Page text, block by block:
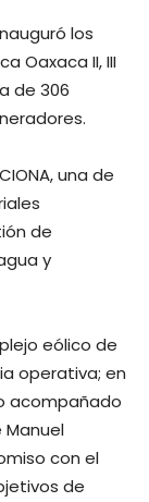
los
Oaxaca II, III
de 306
una de
de
y
eólico de
operativa; en
acompañado
con el
de